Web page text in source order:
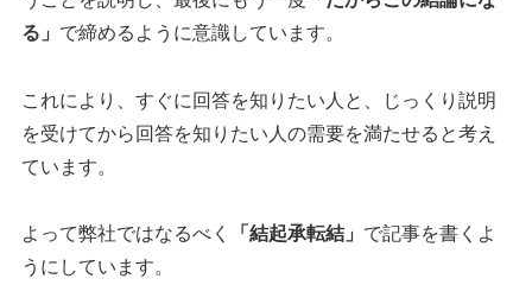
る」 で締めるように意識しています。
これにより、すぐに回答を知りたい人と、じっくり説明
を受けてから回答を知りたい人の需要を満たせると考え
ています。
よって弊社ではなるべく 「結起承転結」 で記事を書くよ
うにしています。